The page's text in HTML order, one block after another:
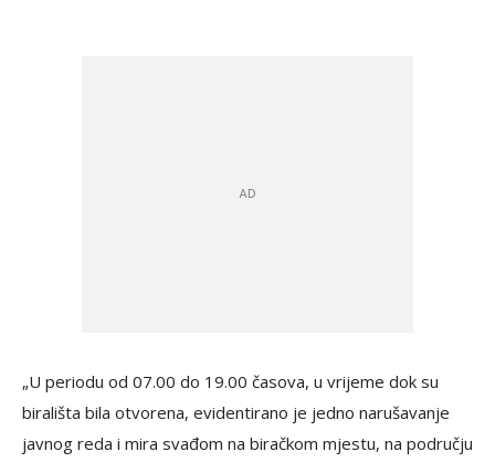
„U periodu od 07.00 do 19.00 časova, u vrijeme dok su
birališta bila otvorena, evidentirano je jedno narušavanje
javnog reda i mira svađom na biračkom mjestu, na području